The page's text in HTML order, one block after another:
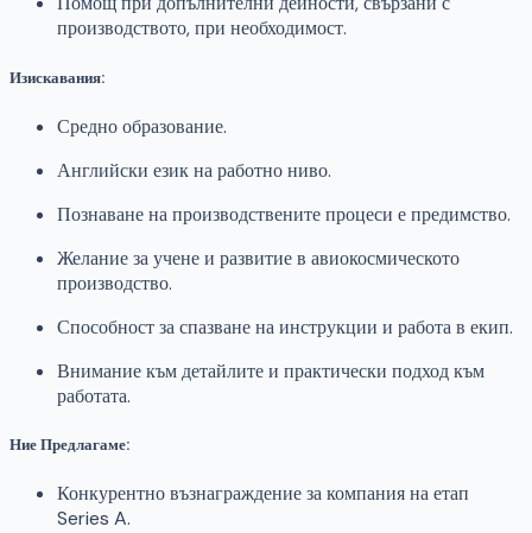
производството, при необходимост.
Изискавания:
Средно образование.
Английски език на работно ниво.
Познаване на производствените процеси е предимство.
Желание за учене и развитие в авиокосмическото
производство.
Способност за спазване на инструкции и работа в екип.
Внимание към детайлите и практически подход към
работата.
Ние Предлагаме:
Конкурентно възнаграждение за компания на етап
Series A.